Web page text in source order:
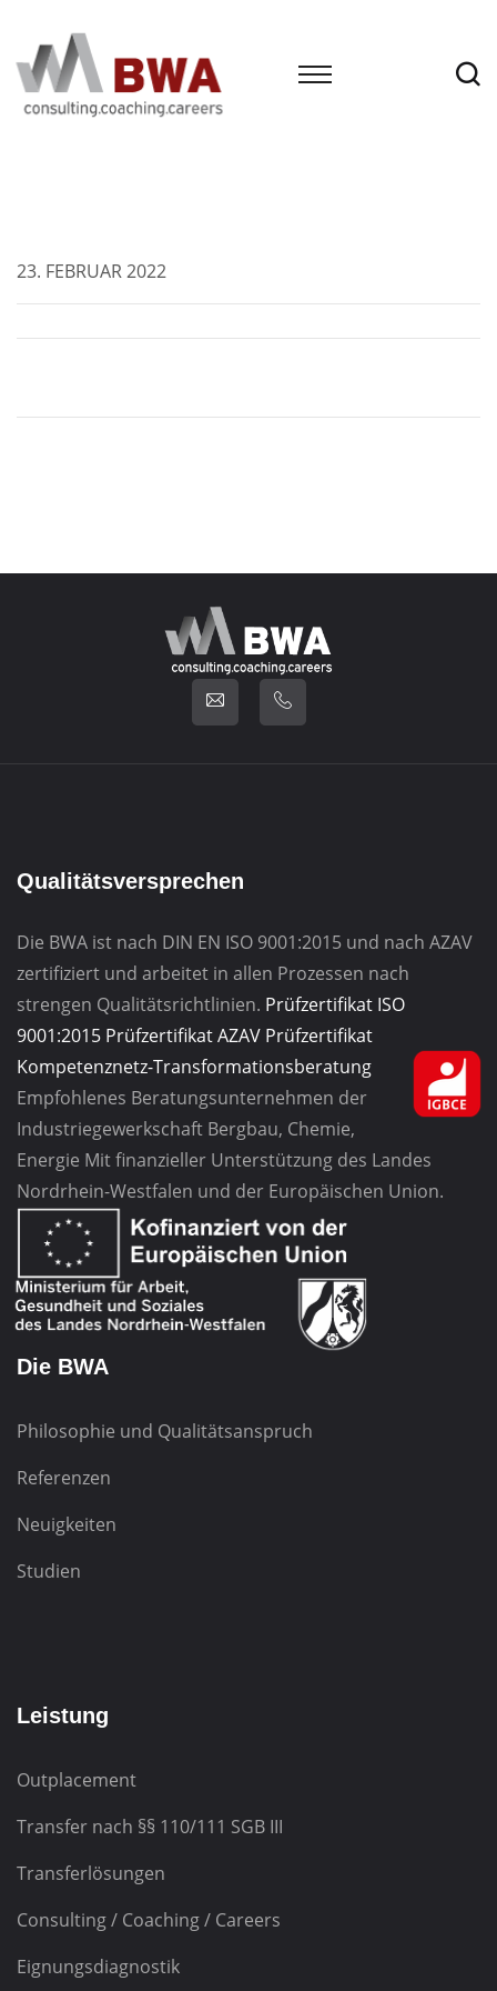
23. FEBRUAR 2022
Qualitätsversprechen
Die BWA ist nach DIN EN ISO 9001:2015 und nach AZAV
zertifiziert und arbeitet in allen Prozessen nach
strengen Qualitätsrichtlinien. Prüfzertifikat ISO
9001:2015 Prüfzertifikat AZAV Prüfzertifikat
Kompetenznetz-Transformationsberatung
Empfohlenes Beratungsunternehmen der
Industriegewerkschaft Bergbau, Chemie,
Energie Mit finanzieller Unterstützung des Landes
Nordrhein-Westfalen und der Europäischen Union.
Die BWA
Philosophie und Qualitätsanspruch
Referenzen
Neuigkeiten
Studien
Leistung
Outplacement
Transfer nach §§ 110/111 SGB III
Transferlösungen
Consulting / Coaching / Careers
Eignungsdiagnostik